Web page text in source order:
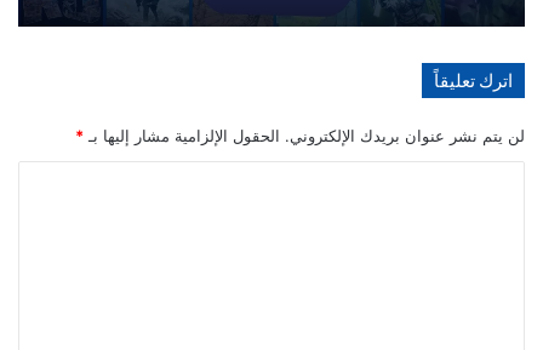
كومكس جديدة في سنة 2024
اترك تعليقاً
لن يتم نشر عنوان بريدك الإلكتروني. الحقول الإلزامية مشار إليها بـ *